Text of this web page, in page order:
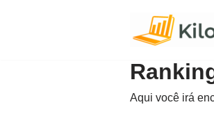
Aqui você irá